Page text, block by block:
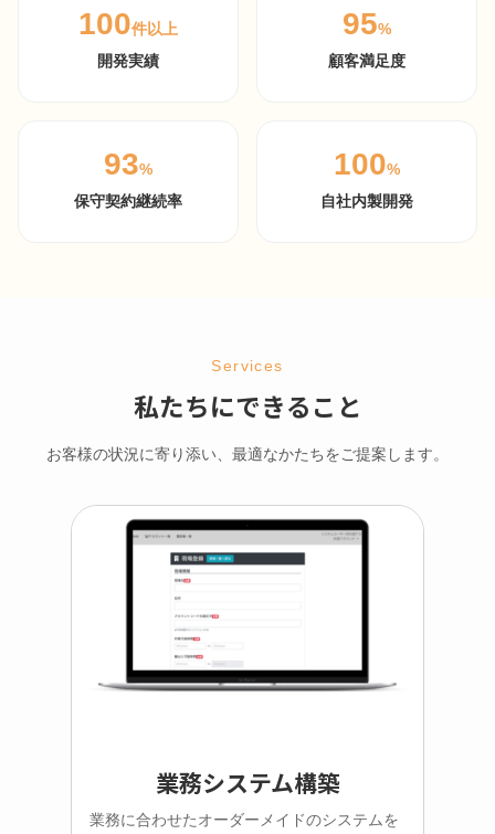
100件以上
開発実績
95%
顧客満足度
93%
保守契約継続率
100%
自社内製開発
Services
私たちにできること
お客様の状況に寄り添い、最適なかたちをご提案します。
業務システム構築
業務に合わせたオーダーメイドのシステムを